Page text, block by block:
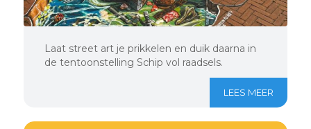
Laat street art je prikkelen en duik daarna in
de tentoonstelling Schip vol raadsels.
LEES MEER